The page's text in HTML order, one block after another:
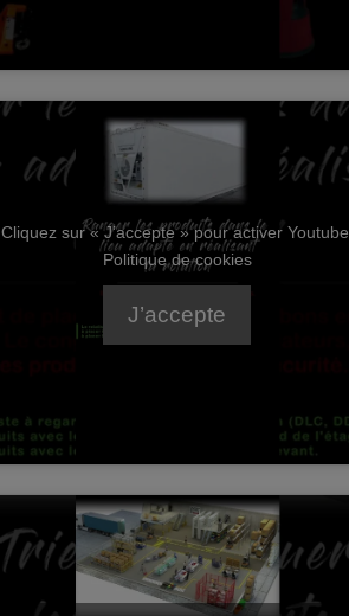
Cliquez sur « J’accepte » pour activer Youtube
Politique de cookies
J’accepte